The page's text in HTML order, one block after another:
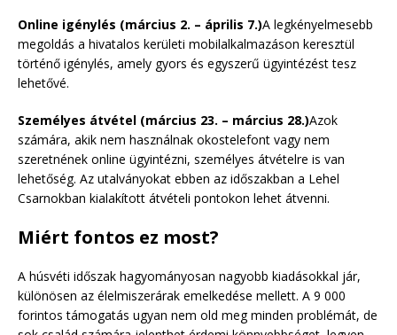
Online igénylés (március 2. – április 7.)A legkényelmesebb
megoldás a hivatalos kerületi mobilalkalmazáson keresztül
történő igénylés, amely gyors és egyszerű ügyintézést tesz
lehetővé.
Személyes átvétel (március 23. – március 28.)Azok
számára, akik nem használnak okostelefont vagy nem
szeretnének online ügyintézni, személyes átvételre is van
lehetőség. Az utalványokat ebben az időszakban a Lehel
Csarnokban kialakított átvételi pontokon lehet átvenni.
Miért fontos ez most?
A húsvéti időszak hagyományosan nagyobb kiadásokkal jár,
különösen az élelmiszerárak emelkedése mellett. A 9 000
forintos támogatás ugyan nem old meg minden problémát, de